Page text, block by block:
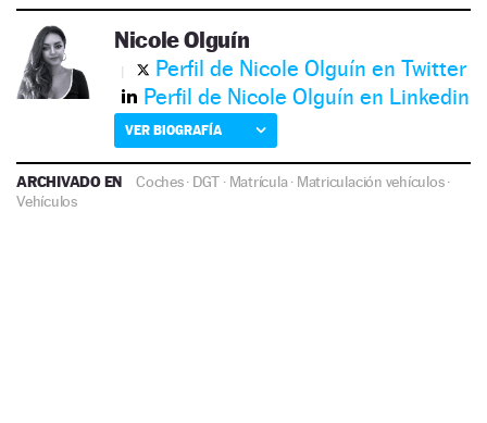
Nicole Olguín
Perfil de Nicole Olguín en Twitter
Perfil de Nicole Olguín en Linkedin
VER BIOGRAFÍA
ARCHIVADO EN Coches· DGT · Matrícula· Matriculación vehículos·
Vehículos